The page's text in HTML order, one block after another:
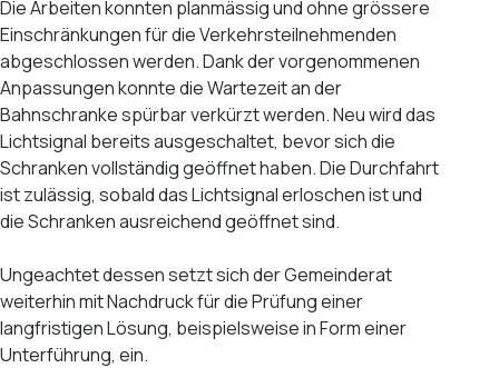
Die Arbeiten konnten planmässig und ohne grössere
Einschränkungen für die Verkehrsteilnehmenden
abgeschlossen werden. Dank der vorgenommenen
Anpassungen konnte die Wartezeit an der
Bahnschranke spürbar verkürzt werden. Neu wird das
Lichtsignal bereits ausgeschaltet, bevor sich die
Schranken vollständig geöffnet haben. Die Durchfahrt
ist zulässig, sobald das Lichtsignal erloschen ist und
die Schranken ausreichend geöffnet sind.
Ungeachtet dessen setzt sich der Gemeinderat
weiterhin mit Nachdruck für die Prüfung einer
langfristigen Lösung, beispielsweise in Form einer
Unterführung, ein.